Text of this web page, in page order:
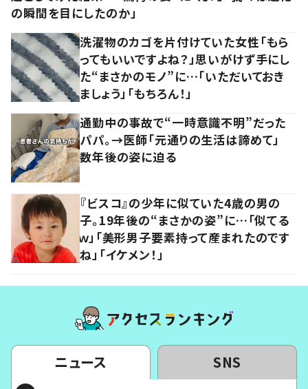
の瞬間を目にしたのか」
洗濯物のカゴを片付けていた女性「もら
ってもいいですよね？」思いがけず手にし
た“まさかのモノ”に…「いただいておき
ましょう」「もちろん！」
通勤中の事故で“一時意識不明”だった
パパ。→医師「元通りの生活は諦めて」
数年後の姿に迫る
『ビスコ』の少年に似ていた4歳の男の
子。19年後の“まさかの姿”に…「似てる
ｗ」「美形男子要素持って産まれたのです
ね」「イケメン！」
ニュース SNS